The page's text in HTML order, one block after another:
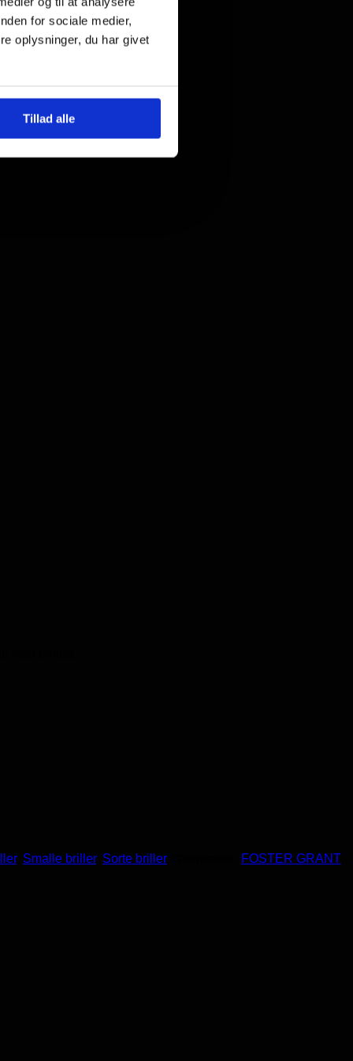
for sociale medier,
oplysninger, du har givet
Tillad alle
, Smalle briller, Sorte briller FOSTER GRANT